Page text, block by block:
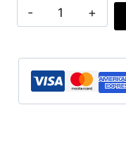
China
5
30
Días